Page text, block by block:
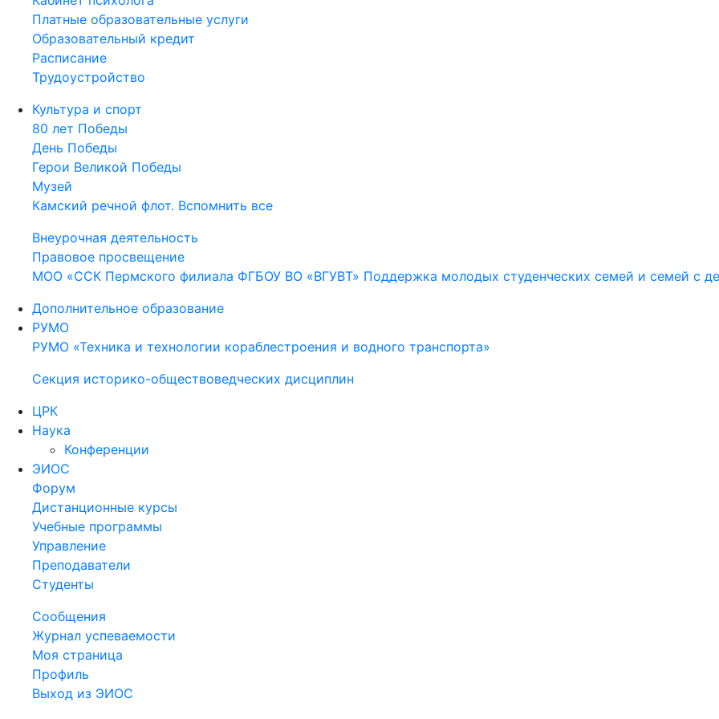
Платные образовательные услуги
Образовательный кредит
Расписание
Трудоустройство
Культура и спорт
80 лет Победы
День Победы
Герои Великой Победы
Музей
Камский речной флот. Вспомнить все
Внеурочная деятельность
Правовое просвещение
МОО «ССК Пермского филиала ФГБОУ ВО «ВГУВТ» Поддержка молодых студенческих семей и семей с
Дополнительное образование
РУМО
РУМО «Техника и технологии кораблестроения и водного транспорта»
Секция историко-обществоведческих дисциплин
ЦРК
Наука
Конференции
ЭИОС
Форум
Дистанционные курсы
Учебные программы
Управление
Преподаватели
Студенты
Сообщения
Журнал успеваемости
Моя страница
Профиль
Выход из ЭИОС